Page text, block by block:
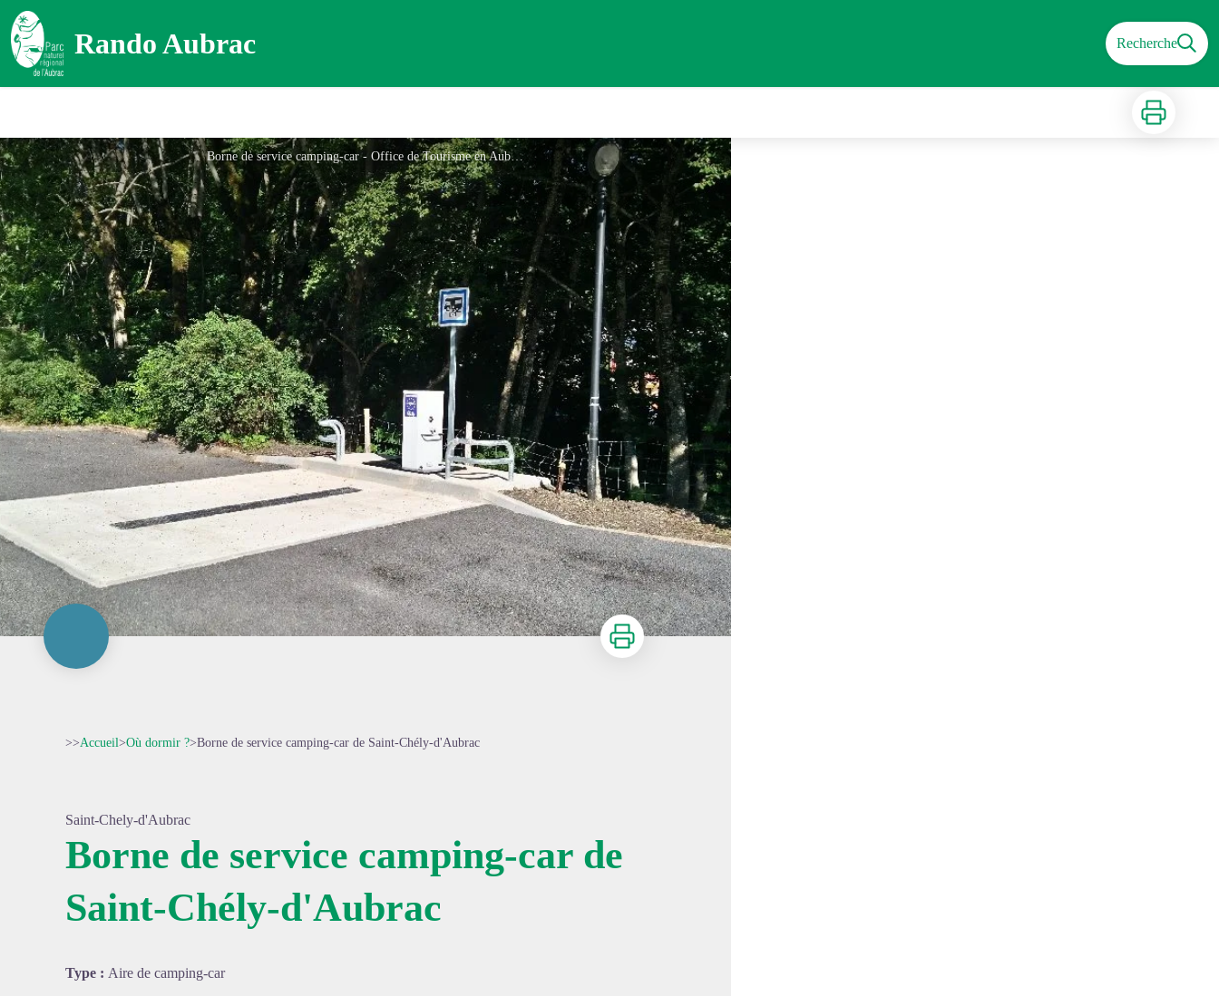
Rando Aubrac Recherche
Imprimer
Borne de service camping-car - Office de Tourisme en Aubrac
Voir l'image en plein écran
Imprimer
>>Accueil>Où dormir ?>Borne de service camping-car de Saint-Chély-d'Aubrac
Saint-Chely-d'Aubrac
Borne de service camping-car de
Saint-Chély-d'Aubrac
Type : Aire de camping-car